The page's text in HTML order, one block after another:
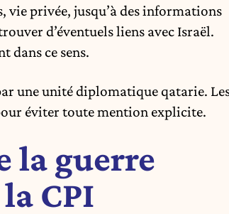
vie privée, jusqu’à des informations
d’éventuels liens avec Israël.
dans ce sens.
une unité diplomatique qatarie.
éviter toute mention explicite.
la guerre
CPI